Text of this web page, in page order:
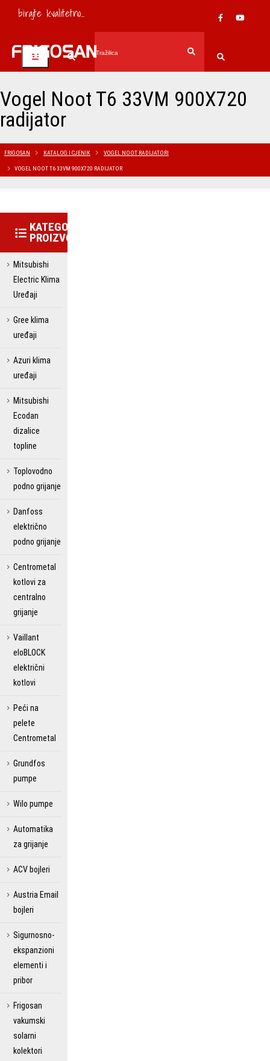
birajte kvalitetno...
Vogel Noot T6 33VM 900X720
radijator
FRIGOSAN KATALOG I CJENIK VOGEL NOOT RADIJATORI
VOGEL NOOT T6 33VM 900X720 RADIJATOR
KATEGORIJE
PROIZVODA
Mitsubishi
Electric Klima
Uređaji
Gree klima
uređaji
Azuri klima
uređaji
Mitsubishi
Ecodan
dizalice
topline
Toplovodno
podno grijanje
Danfoss
električno
podno grijanje
Centrometal
kotlovi za
centralno
grijanje
Vaillant
eloBLOCK
električni
kotlovi
Peći na
pelete
Centrometal
Grundfos
pumpe
Wilo pumpe
Automatika
za grijanje
ACV bojleri
Austria Email
bojleri
Sigurnosno-
ekspanzioni
elementi i
pribor
Frigosan
vakumski
solarni
kolektori